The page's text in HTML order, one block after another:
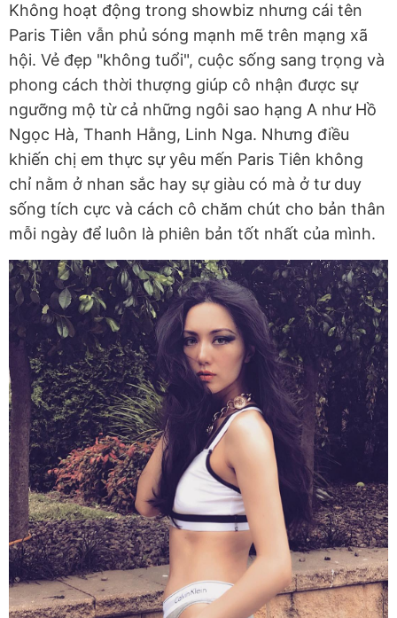
Không hoạt động trong showbiz nhưng cái tên
Paris Tiên vẫn phủ sóng mạnh mẽ trên mạng xã
hội. Vẻ đẹp "không tuổi", cuộc sống sang trọng và
phong cách thời thượng giúp cô nhận được sự
ngưỡng mộ từ cả những ngôi sao hạng A như Hồ
Ngọc Hà, Thanh Hằng, Linh Nga. Nhưng điều
khiến chị em thực sự yêu mến Paris Tiên không
chỉ nằm ở nhan sắc hay sự giàu có mà ở tư duy
sống tích cực và cách cô chăm chút cho bản thân
mỗi ngày để luôn là phiên bản tốt nhất của mình.